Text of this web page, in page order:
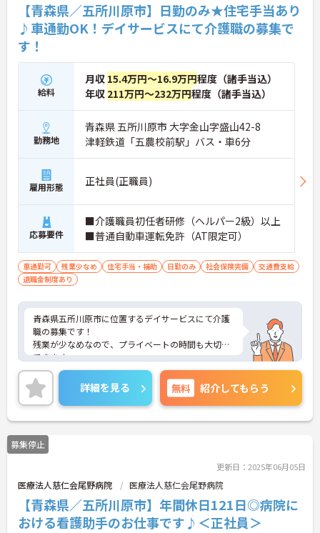
【青森県／五所川原市】日勤のみ★住宅手当あり
♪車通勤OK！デイサービスにて介護職の募集で
す！
給料
月収 15.4万円～16.9万円程度（諸手当込）
年収 211万円～232万円程度（諸手当込）
勤務地
青森県 五所川原市 大字金山字盛山42-8
津軽鉄道「五農校前駅」バス・車6分
雇用形態 正社員(正職員)
応募要件
■介護職員初任者研修（ヘルパー2級）以上
■普通自動車運転免許（AT限定可）
車通勤可 残業少なめ 住宅手当・補助 日勤のみ 社会保険完備
交通費支給
退職金制度あり
青森県五所川原市に位置するデイサービスにて介護
職の募集です！
残業が少なめなので、プライベートの時間も大切に
できます。
日勤帯の就業になりますため、都合により、夜勤が
難しい方にもおすすめの求人になります。
また、住宅手当の支給含め、各種手当も充実してお
りますので、長期的な就業をしやすい環境ですよ！
マイカー通勤OKなので、通勤も楽々です♪
ご興味のある方はお気軽にお問い合わせ下さい。
詳細を見る 無料 紹介してもらう
募集停止
更新日：2025年06月05日
医療法人慈仁会尾野病院 医療法人慈仁会尾野病院
【青森県／五所川原市】年間休日121日◎病院に
おける看護助手のお仕事です♪＜正社員＞